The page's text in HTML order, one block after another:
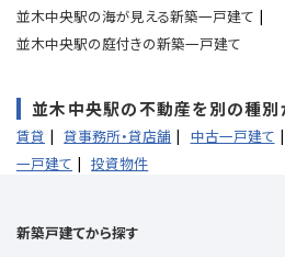
並木中央駅の海が見える新築一戸建て
並木中央駅の庭付きの新築一戸建て
並木中央駅の不動産を別の種別
賃貸 貸事務所・貸店舗 中古一戸建て
一戸建て
投資物件
新築戸建てから探す